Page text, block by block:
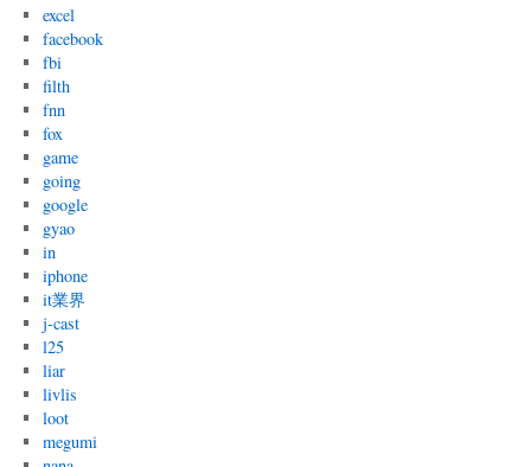
excel
facebook
fbi
filth
fnn
fox
game
going
google
gyao
in
iphone
it業界
j-cast
l25
liar
livlis
loot
megumi